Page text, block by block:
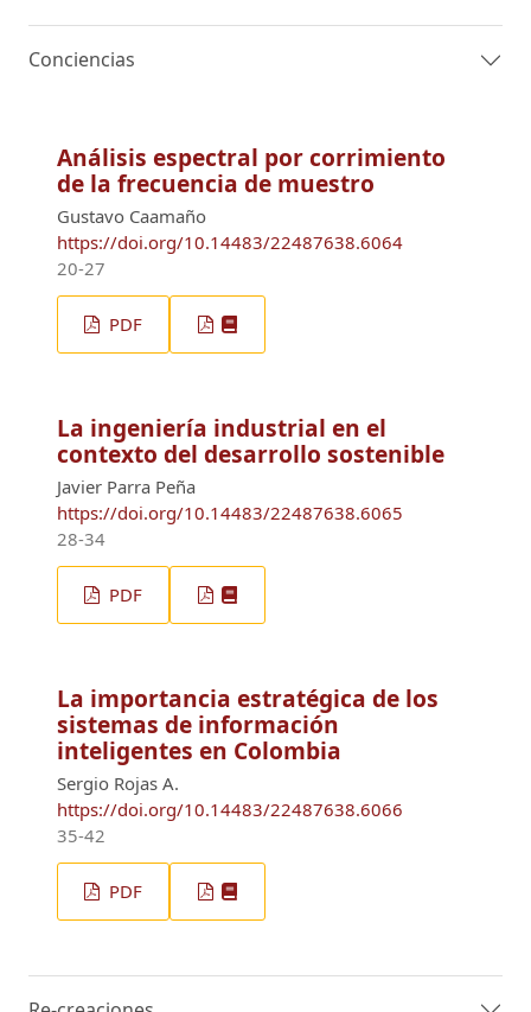
Conciencias
Análisis espectral por corrimiento
de la frecuencia de muestro
Gustavo Caamaño
https://doi.org/10.14483/22487638.6064
20-27
PDF
La ingeniería industrial en el
contexto del desarrollo sostenible
Javier Parra Peña
https://doi.org/10.14483/22487638.6065
28-34
PDF
La importancia estratégica de los
sistemas de información
inteligentes en Colombia
Sergio Rojas A.
https://doi.org/10.14483/22487638.6066
35-42
PDF